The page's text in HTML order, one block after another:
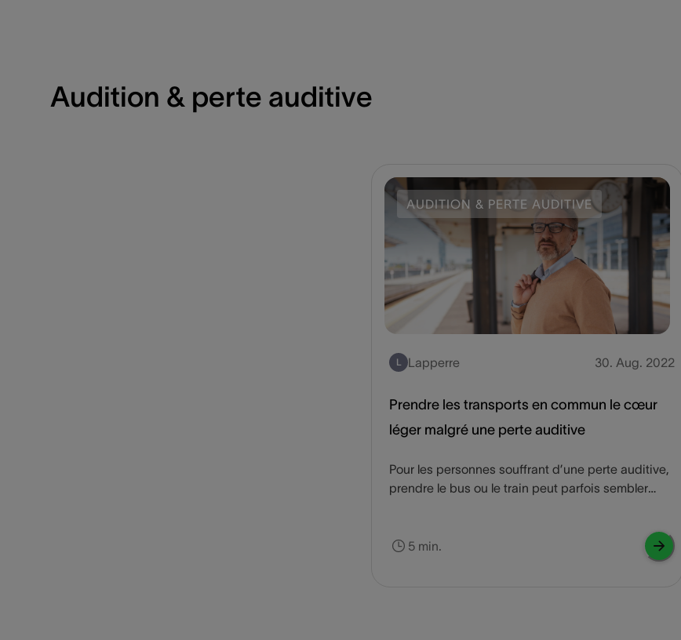
Audition & perte auditive
AUDITION & PERTE AUDITIVE
L Lapperre 30. Aug. 2022
Prendre les transports en commun le cœur
léger malgré une perte auditive
Pour les personnes souffrant d’une perte auditive,
prendre le bus ou le train peut parfois sembler
précieux lors de vos déplacements.
5 min.